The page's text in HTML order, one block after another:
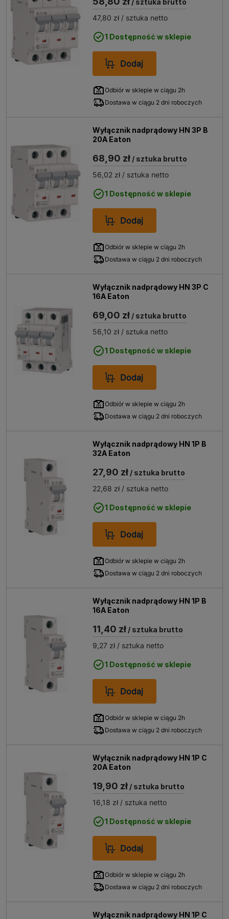
/ sztuka brutto
47,80 zł / sztuka netto
1 Dostępność w sklepie
Dodaj
Odbiór w sklepie w ciągu 2h
Dostawa w ciągu 2 dni roboczych
Wyłącznik nadprądowy HN 3P B
20A Eaton
68,90 zł / sztuka brutto
56,02 zł / sztuka netto
1 Dostępność w sklepie
Dodaj
Odbiór w sklepie w ciągu 2h
Dostawa w ciągu 2 dni roboczych
Wyłącznik nadprądowy HN 3P C
16A Eaton
69,00 zł / sztuka brutto
56,10 zł / sztuka netto
1 Dostępność w sklepie
Dodaj
Odbiór w sklepie w ciągu 2h
Dostawa w ciągu 2 dni roboczych
Wyłącznik nadprądowy HN 1P B
32A Eaton
27,90 zł / sztuka brutto
22,68 zł / sztuka netto
1 Dostępność w sklepie
Dodaj
Odbiór w sklepie w ciągu 2h
Dostawa w ciągu 2 dni roboczych
Wyłącznik nadprądowy HN 1P B
16A Eaton
11,40 zł / sztuka brutto
9,27 zł / sztuka netto
1 Dostępność w sklepie
Dodaj
Odbiór w sklepie w ciągu 2h
Dostawa w ciągu 2 dni roboczych
Wyłącznik nadprądowy HN 1P C
20A Eaton
19,90 zł / sztuka brutto
16,18 zł / sztuka netto
1 Dostępność w sklepie
Dodaj
Odbiór w sklepie w ciągu 2h
Dostawa w ciągu 2 dni roboczych
Wyłącznik nadprądowy HN 1P C